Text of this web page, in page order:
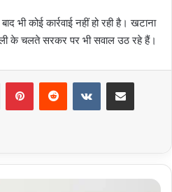
भी कोई कार्रवाई नहीं हो रही है। खटाना
के चलते सरकर पर भी सवाल उठ रहे हैं।
Tumblr PinterestReddit VKontakteShare via Email